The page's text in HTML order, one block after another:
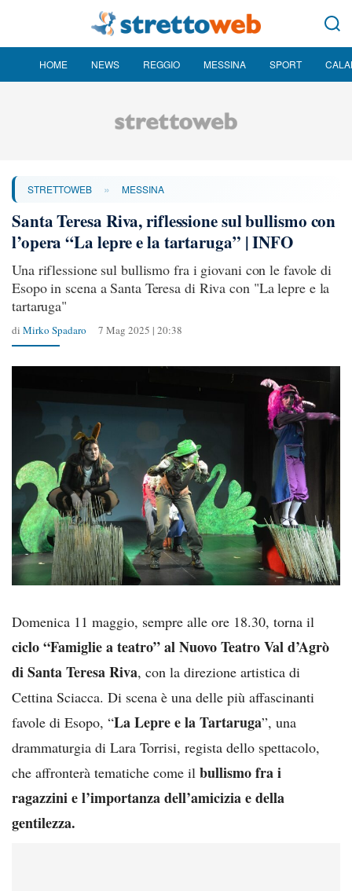
HOME NEWS REGGIO MESSINA SPORT
STRETTOWEB » MESSINA
Santa Teresa Riva, riflessione sul bullismo con
l’opera “La lepre e la tartaruga” | INFO
Una riflessione sul bullismo fra i giovani con le favole di
Esopo in scena a Santa Teresa di Riva con "La lepre e la
tartaruga"
di Mirko Spadaro 7 Mag 2025 | 20:38
Domenica 11 maggio, sempre alle ore 18.30, torna il
ciclo “Famiglie a teatro” al Nuovo Teatro Val d’Agrò
di Santa Teresa Riva, con la direzione artistica di
Cettina Sciacca. Di scena è una delle più affascinanti
favole di Esopo, “La Lepre e la Tartaruga”, una
drammaturgia di Lara Torrisi, regista dello spettacolo,
che affronterà tematiche come il bullismo fra i
ragazzini e l’importanza dell’amicizia e della
gentilezza.